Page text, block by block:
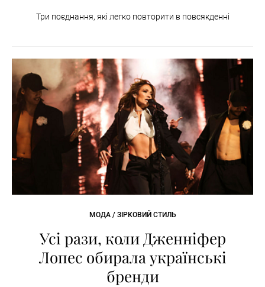
Три поєднання, які легко повторити в повсякденні
МОДА / ЗІРКОВИЙ СТИЛЬ
Усі рази, коли Дженніфер
Лопес обирала українські
бренди